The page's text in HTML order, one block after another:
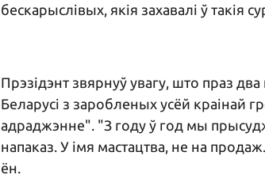
бескарыслівых, якія захавалі ў такія
Прэзідэнт звярнуў увагу, што праз
Беларусі з заробленых усёй краінай
адраджэнне". "З году ў год мы
напаказ. У імя мастацтва, не на
ён.